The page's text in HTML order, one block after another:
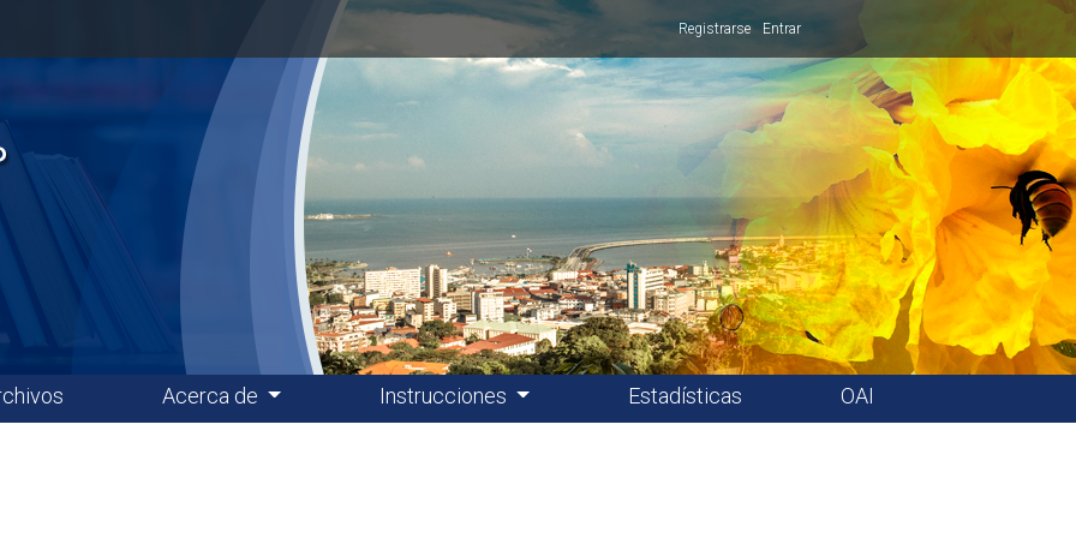
Registrarse Entrar
Acerca de Instrucciones Estadísticas OAI